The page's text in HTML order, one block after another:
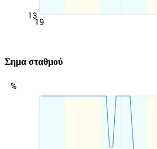
Σημα σταθμού